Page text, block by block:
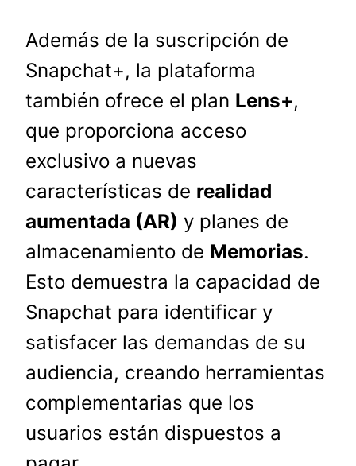
Además de la suscripción de
Snapchat+, la plataforma
también ofrece el plan Lens+,
que proporciona acceso
exclusivo a nuevas
características de realidad
aumentada (AR) y planes de
almacenamiento de Memorias.
Esto demuestra la capacidad de
Snapchat para identificar y
satisfacer las demandas de su
audiencia, creando herramientas
complementarias que los
usuarios están dispuestos a